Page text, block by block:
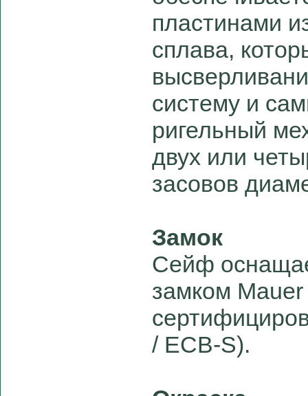
пластинами
сплава,
систему и
ригельный
двух или
засовов
Замок
Сейф
замком
/ ECB-S).